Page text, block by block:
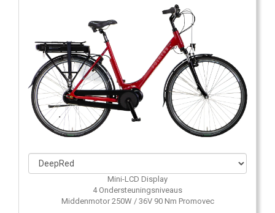
Mini-LCD Display
4 Ondersteuningsniveaus
Middenmotor 250W / 36V 90 Nm Promovec